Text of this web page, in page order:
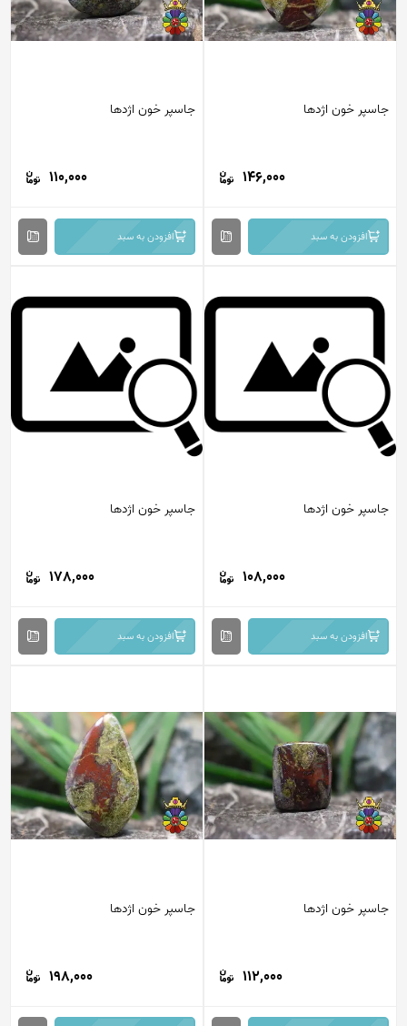
جاسپر خون اژدها
146,000
افزودن به سبد
جاسپر خون اژدها
110,000
افزودن به سبد
جاسپر خون اژدها
108,000
افزودن به سبد
جاسپر خون اژدها
178,000
افزودن به سبد
جاسپر خون اژدها
112,000
جاسپر خون اژدها
198,000